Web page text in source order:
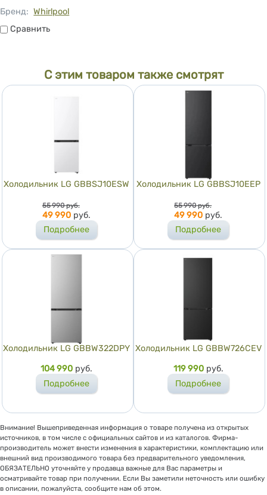
Бренд: Whirlpool
СравнитьСравнить
С этим товаром также смотрят
Холодильник LG GBBSJ10ESW
Цена
55 990 руб.
49 990 руб.
Подробнее
Холодильник LG GBBSJ10EEP
Цена
55 990 руб.
49 990 руб.
Подробнее
Холодильник LG GBBW322DPY
Цена
104 990 руб.
Подробнее
Холодильник LG GBBW726CEV
Цена
119 990 руб.
Подробнее
Внимание! Вышеприведенная информация о товаре получена из открытых
источников, в том числе с официальных сайтов и из каталогов. Фирма-
производитель может внести изменения в характеристики, комплектацию или
внешний вид производимого товара без предварительного уведомления,
ОБЯЗАТЕЛЬНО уточняйте у продавца важные для Вас параметры и
осматривайте товар при получении. Если Вы заметили неточность или ошибку
в описании, пожалуйста, сообщите нам об этом.